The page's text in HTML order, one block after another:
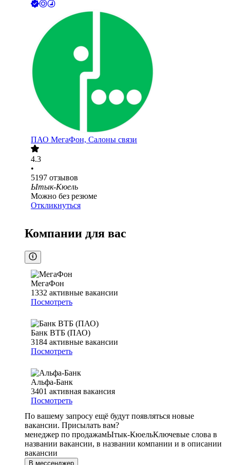
ПАО МегаФон, Салоны связи
4.3
•
5197 отзывов
Ытык-Кюель
Можно без резюме
Откликнуться
Компании для вас
МегаФон
1332 активные вакансии
Посмотреть
Банк ВТБ (ПАО)
3184 активные вакансии
Посмотреть
Альфа-Банк
3401 активная вакансия
Посмотреть
По вашему запросу ещё будут появляться новые
вакансии. Присылать вам?
менеджер по продажамЫтык-КюельКлючевые слова в
названии вакансии, в названии компании и в описании
вакансии
В мессенджер